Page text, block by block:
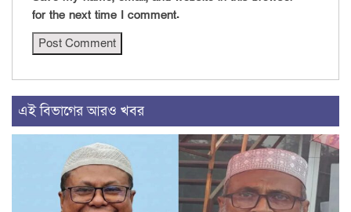
for the next time I comment.
এই বিভাগের আরও খবর